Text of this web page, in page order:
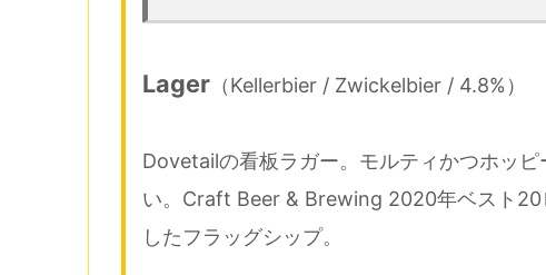
Lager （Kellerbier / Zwickelbier / 4.8%）
Dovetailの看板ラガー。モルティかつホッ
い。Craft Beer & Brewing 2020年ベスト
したフラッグシップ。